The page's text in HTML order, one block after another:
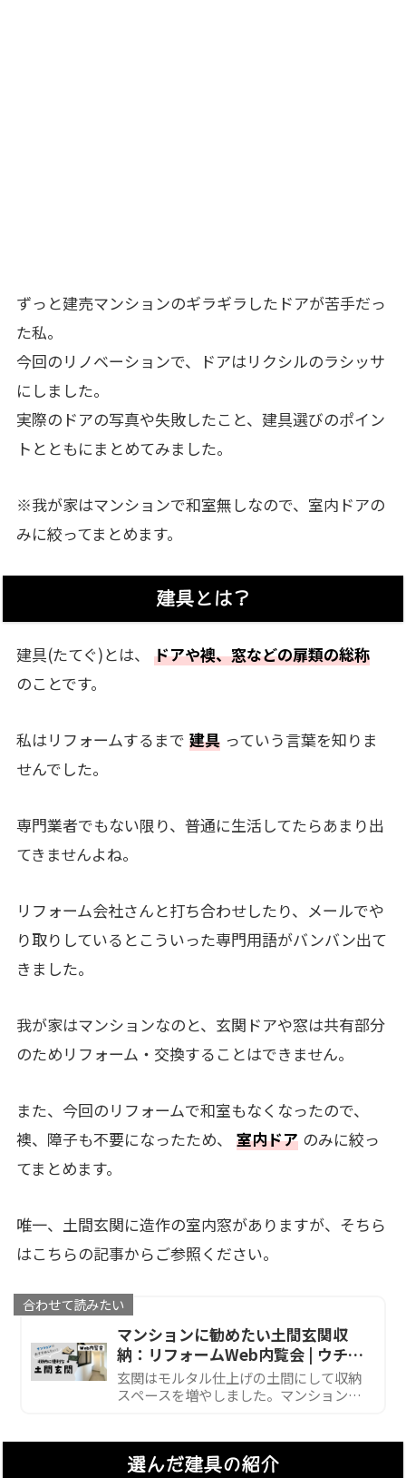
ずっと建売マンションのギラギラしたドアが苦手だっ
た私。
今回のリノベーションで、ドアはリクシルのラシッサ
にしました。
実際のドアの写真や失敗したこと、建具選びのポイン
トとともにまとめてみました。
※我が家はマンションで和室無しなので、室内ドアの
みに絞ってまとめます。
建具とは？
建具(たてぐ)とは、
ドアや襖、窓などの扉類の総称
のことです。
私はリフォームするまで 建具 っていう言葉を知りま
せんでした。
専門業者でもない限り、普通に生活してたらあまり出
てきませんよね。
リフォーム会社さんと打ち合わせしたり、メールでや
り取りしているとこういった専門用語がバンバン出て
きました。
我が家はマンションなのと、玄関ドアや窓は共有部分
のためリフォーム・交換することはできません。
また、今回のリフォームで和室もなくなったので、
襖、障子も不要になったため、
室内ドア のみに絞っ
てまとめます。
唯一、土間玄関に造作の室内窓がありますが、そちら
はこちらの記事からご参照ください。
マンションに勧めたい土間玄関収
納：リフォームWeb内覧会 | ウチ、
リノベーションしました！
玄関はモルタル仕上げの土間にして収納
スペースを増やしました。マンションに
合わせて読みたい
選んだ建具の紹介